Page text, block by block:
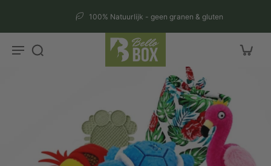
100% Natuurlijk - geen granen & gluten